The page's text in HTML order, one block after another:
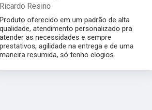
oferecido em um padrão de alta
atendimento personalizado pra
necessidades e sempre prestativos,
na entrega e de uma maneira resumida,
elogios.